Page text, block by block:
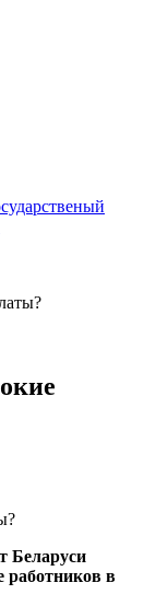
Беларуси
работников в